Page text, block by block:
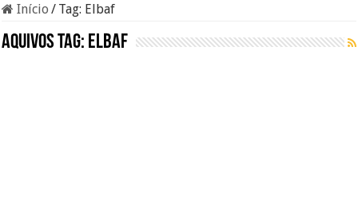
A verdade sobre os Namekuseijins – DRAGON BALL #News
Início / Tag: Elbaf
Aquivos tag: Elbaf